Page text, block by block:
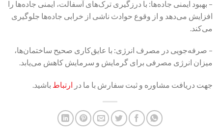
– بهبود ایمنی جاده‌ها: با درزگیری ترک‌های آسفالت، ایمنی جاده‌ها را
افزایش می‌دهد و از وقوع حوادث ناشی از خرابی جاده‌ها جلوگیری
می‌کند.
– صرفه‌جویی در مصرف انرژی: با عایق‌کاری صحیح ساختمان‌ها،
میزان انرژی مصرفی برای گرمایش و سرمایش کاهش می‌یابد.
جهت دریافت مشاوره و ثبت سفارش با ما در ارتباط باشید.